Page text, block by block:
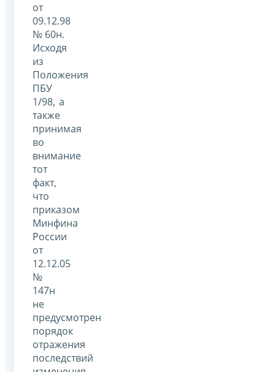
от
09.12.98
№ 60н.
Исходя
из
Положения
ПБУ
1/98, а
также
принимая
во
внимание
тот
факт,
что
приказом
Минфина
России
от
12.12.05
№
147н
не
предусмотрен
порядок
отражения
последствий